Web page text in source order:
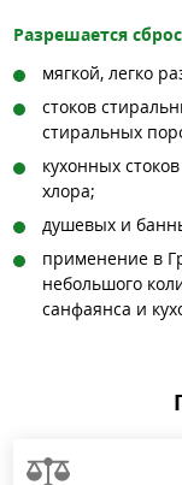
Разрешается
мягкой, легко
стоков
стиральных
кухонных
хлора;
душевых и
применение в
небольшого
санфаянса и